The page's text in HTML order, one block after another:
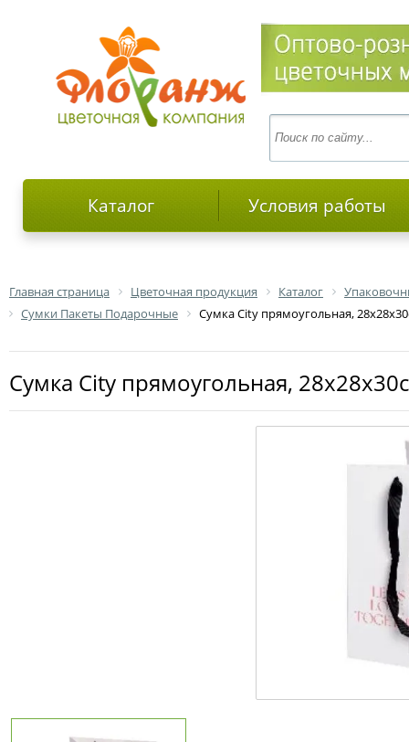
Каталог Условия работы
Главная страница Цветочная продукция Каталог
Сумки Пакеты Подарочные
Сумка City прямоугольная,
Сумка City прямоугольная,